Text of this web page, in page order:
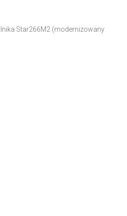
Star266M2 (modernizowany